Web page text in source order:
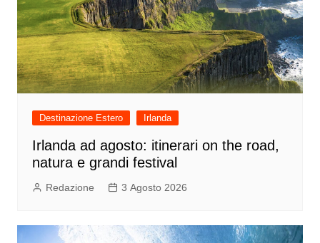
Destinazione Estero Irlanda
Irlanda ad agosto: itinerari on the road,
natura e grandi festival
Redazione 3 Agosto 2026